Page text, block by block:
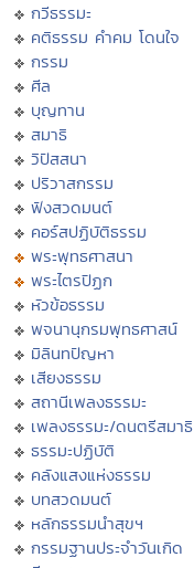
กวีธรรมะ
คติธรรม คำคม โดนใจ
กรรม
ศีล
บุญทาน
สมาธิ
วิปัสสนา
ปริวาสกรรม
ฟังสวดมนต์
คอร์สปฏิบัติธรรม
พระพุทธศาสนา
พระไตรปิฏก
หัวข้อธรรม
พจนานุกรมพุทธศาสน์
มิลินทปัญหา
เสียงธรรม
สถานีเพลงธรรมะ
เพลงธรรมะ/ดนตรีสมาธิ
ธรรมะปฏิบัติ
คลังแสงแห่งธรรม
บทสวดมนต์
หลักธรรมนำสุขฯ
กรรมฐานประจำวันเกิด